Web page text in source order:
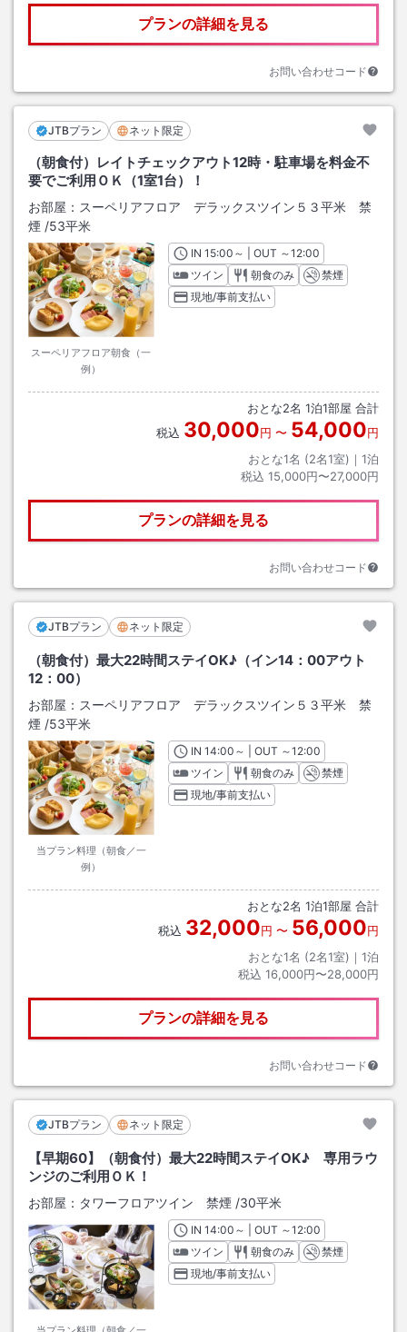
プランの詳細を見る
お問い合わせコード
JTBプラン ネット限定
（朝食付）レイトチェックアウト12時・駐車場を料金不
要でご利用ＯＫ（1室1台）！
お部屋： スーペリアフロア デラックスツイン５３平米 禁
煙 /53平米
スーペリアフロア朝食（一
例）
INチェックイン
15:00 ～ | OUT チェックアウト
～12:00
ツイン
朝食のみ
禁煙
現地/事前支払い
おとな2名 1泊1部屋 合計
税込 30,000円 〜 54,000円
おとな1名 (2名1室)｜ 1泊
税込 15,000円〜27,000円
プランの詳細を見る
お問い合わせコード
JTBプラン ネット限定
（朝食付）最大22時間ステイOK♪（イン14：00アウト
12：00）
お部屋： スーペリアフロア デラックスツイン５３平米 禁
煙 /53平米
当プラン料理（朝食／一
例）
INチェックイン
14:00 ～ | OUT チェックアウト
～12:00
ツイン
朝食のみ
禁煙
現地/事前支払い
おとな2名 1泊1部屋 合計
税込 32,000円 〜 56,000円
おとな1名 (2名1室)｜ 1泊
税込 16,000円〜28,000円
プランの詳細を見る
お問い合わせコード
JTBプラン ネット限定
【早期60】（朝食付）最大22時間ステイOK♪ 専用ラウ
ンジのご利用ＯＫ！
お部屋： タワーフロアツイン 禁煙 /30平米
INチェックイン
14:00 ～ | OUT チェックアウト
～12:00
ツイン
朝食のみ
禁煙
現地/事前支払い